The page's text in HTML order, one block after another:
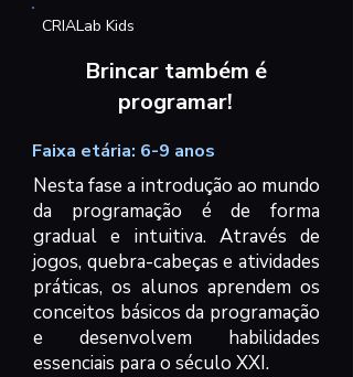
CRIALab Kids
Brincar também é
programar!
Faixa etária: 6-9 anos
Nesta fase a introdução ao mundo
da programação é de forma
gradual e intuitiva. Através de
jogos, quebra-cabeças e atividades
práticas, os alunos aprendem os
conceitos básicos da programação
e desenvolvem habilidades
essenciais para o século XXI.